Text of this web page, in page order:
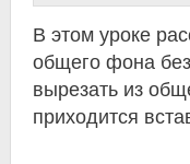
В этом уроке
общего фона
вырезать из
приходится